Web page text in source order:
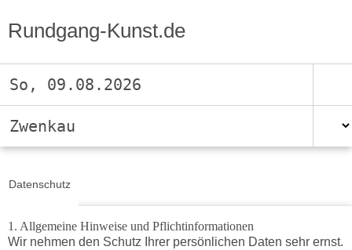
Rundgang-Kunst.de
So, 09.08.2026
Zwenkau
Datenschutz
1. Allgemeine Hinweise und Pflichtinformationen
Wir nehmen den Schutz Ihrer persönlichen Daten sehr ernst.